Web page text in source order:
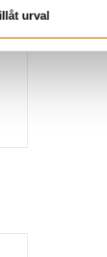
urval